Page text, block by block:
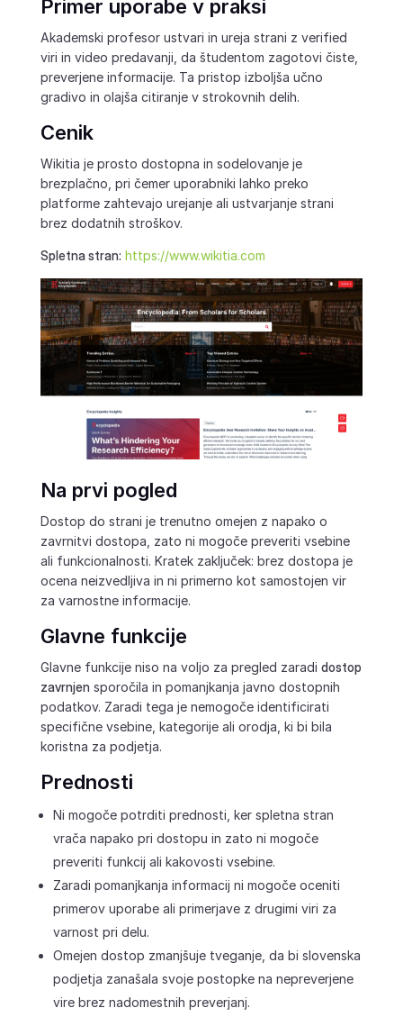
Primer uporabe v praksi
Akademski profesor ustvari in ureja strani z verified
viri in video predavanji, da študentom zagotovi čiste,
preverjene informacije. Ta pristop izboljša učno
gradivo in olajša citiranje v strokovnih delih.
Cenik
Wikitia je prosto dostopna in sodelovanje je
brezplačno, pri čemer uporabniki lahko preko
platforme zahtevajo urejanje ali ustvarjanje strani
brez dodatnih stroškov.
Spletna stran: https://www.wikitia.com
Na prvi pogled
Dostop do strani je trenutno omejen z napako o
zavrnitvi dostopa, zato ni mogoče preveriti vsebine
ali funkcionalnosti. Kratek zaključek: brez dostopa je
ocena neizvedljiva in ni primerno kot samostojen vir
za varnostne informacije.
Glavne funkcije
Glavne funkcije niso na voljo za pregled zaradi dostop
zavrnjensporočila in pomanjkanja javno dostopnih
podatkov. Zaradi tega je nemogoče identificirati
specifične vsebine, kategorije ali orodja, ki bi bila
koristna za podjetja.
Prednosti
Ni mogoče potrditi prednosti, ker spletna stran
vrača napako pri dostopu in zato ni mogoče
preveriti funkcij ali kakovosti vsebine.
Zaradi pomanjkanja informacij ni mogoče oceniti
primerov uporabe ali primerjave z drugimi viri za
varnost pri delu.
Omejen dostop zmanjšuje tveganje, da bi slovenska
podjetja zanašala svoje postopke na nepreverjene
vire brez nadomestnih preverjanj.